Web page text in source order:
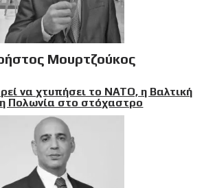
Μουρτζούκος
να χτυπήσει το ΝΑΤΟ, η Βαλτική
Πολωνία στο στόχαστρο